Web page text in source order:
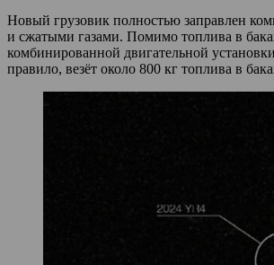
Новый грузовик полностью заправлен
и сжатыми газами. Помимо топлива в
комбинированной двигательной
правило, везёт около 800 кг топлива в